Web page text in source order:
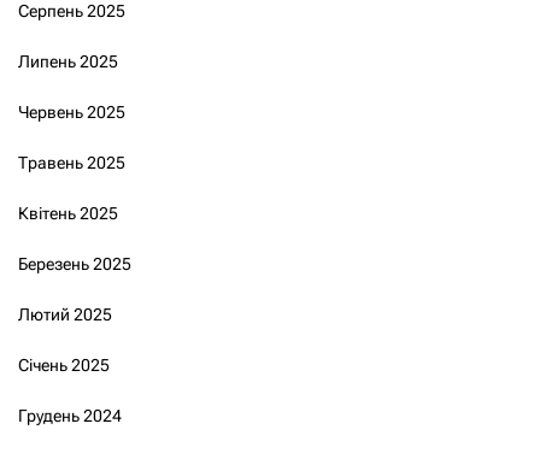
Серпень 2025
Липень 2025
Червень 2025
Травень 2025
Квітень 2025
Березень 2025
Лютий 2025
Січень 2025
Грудень 2024